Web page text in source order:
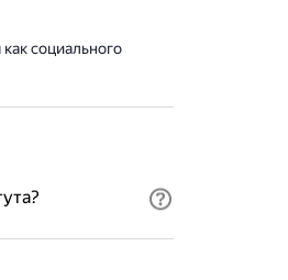
социального